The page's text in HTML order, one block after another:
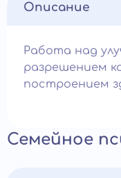
Описание
Работа над
разрешением
построением
Семейное